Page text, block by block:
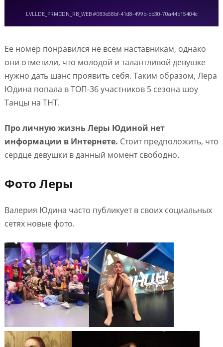
Ее номер понравился не всем наставникам, однако
они отметили, что молодой и талантливой девушке
нужно дать шанс проявить себя. Таким образом, Лера
Юдина попала в ТОП-36 участников 5 сезона шоу
Танцы на ТНТ.
Про личную жизнь Леры Юдиной нет
информации в Интернете. Стоит предположить, что
сердце девушки в данный момент свободно.
Фото Леры
Валерия Юдина часто публикует в своих социальных
сетях новые фото.